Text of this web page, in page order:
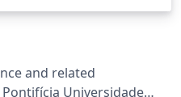
and related
Universidade